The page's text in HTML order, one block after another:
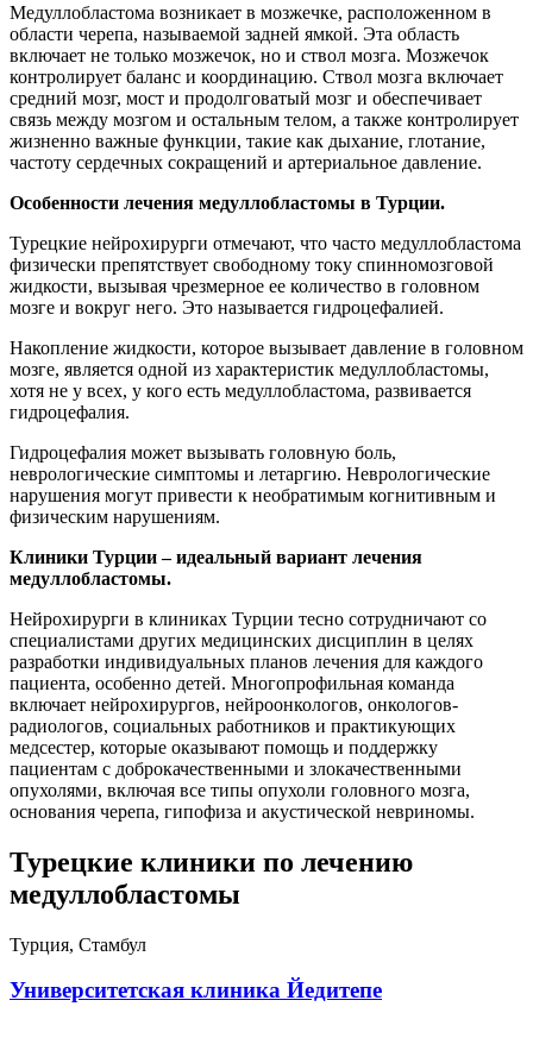
Медуллобластома возникает в мозжечке, расположенном в
области черепа, называемой задней ямкой. Эта область
включает не только мозжечок, но и ствол мозга. Мозжечок
контролирует баланс и координацию. Ствол мозга включает
средний мозг, мост и продолговатый мозг и обеспечивает
связь между мозгом и остальным телом, а также контролирует
жизненно важные функции, такие как дыхание, глотание,
частоту сердечных сокращений и артериальное давление.
Особенности лечения медуллобластомы в Турции.
Турецкие нейрохирурги отмечают, что часто медуллобластома
физически препятствует свободному току спинномозговой
жидкости, вызывая чрезмерное ее количество в головном
мозге и вокруг него. Это называется гидроцефалией.
Накопление жидкости, которое вызывает давление в головном
мозге, является одной из характеристик медуллобластомы,
хотя не у всех, у кого есть медуллобластома, развивается
гидроцефалия.
Гидроцефалия может вызывать головную боль,
неврологические симптомы и летаргию. Неврологические
нарушения могут привести к необратимым когнитивным и
физическим нарушениям.
Клиники Турции – идеальный вариант лечения
медуллобластомы.
Нейрохирурги в клиниках Турции тесно сотрудничают со
специалистами других медицинских дисциплин в целях
разработки индивидуальных планов лечения для каждого
пациента, особенно детей. Многопрофильная команда
включает нейрохирургов, нейроонкологов, онкологов-
радиологов, социальных работников и практикующих
медсестер, которые оказывают помощь и поддержку
пациентам с доброкачественными и злокачественными
опухолями, включая все типы опухоли головного мозга,
основания черепа, гипофиза и акустической невриномы.
Турецкие клиники по лечению
медуллобластомы
Турция, Стамбул
Университетская клиника Йедитепе